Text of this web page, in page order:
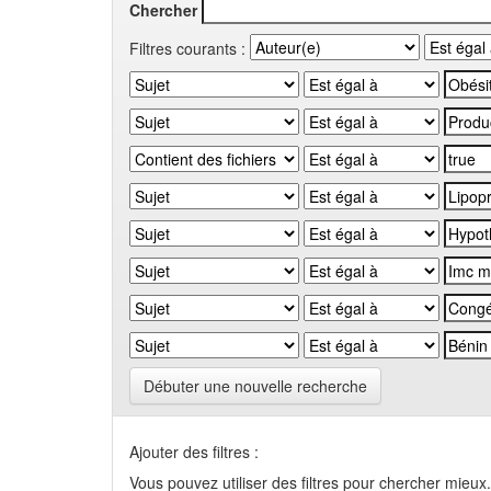
Chercher
Filtres courants :
Débuter une nouvelle recherche
Ajouter des filtres :
Vous pouvez utiliser des filtres pour chercher mieux.